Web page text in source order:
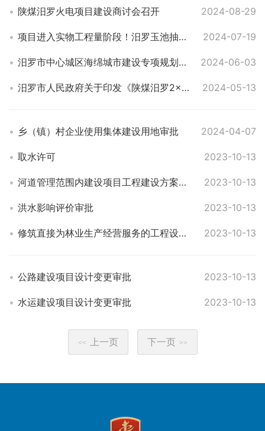
陕煤汨罗火电项目建设商讨会召开 2024-08-29
项目进入实物工程量阶段！汨罗玉池抽水蓄能电站筹建期洞室及道路工程开工 2024-07-19
汨罗市中心城区海绵城市建设专项规划（公示） 2024-06-03
汨罗市人民政府关于印发《陕煤汨罗2×100万千瓦燃煤发电工程项目集体土地征收与房屋拆迁补偿安置方案》的通知 2024-05-13
乡（镇）村企业使用集体建设用地审批 2024-04-07
取水许可 2023-10-13
河道管理范围内建设项目工程建设方案审批 2023-10-13
洪水影响评价审批 2023-10-13
修筑直接为林业生产经营服务的工程设施占用林地审批（县级权限） 2023-10-13
公路建设项目设计变更审批 2023-10-13
水运建设项目设计变更审批 2023-10-13
<< 上一页 下一页 >>